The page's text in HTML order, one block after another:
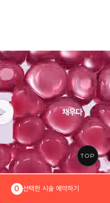
TOP
0 선택한 시술 예약하기
대상 : 해당 기간 방문 고객